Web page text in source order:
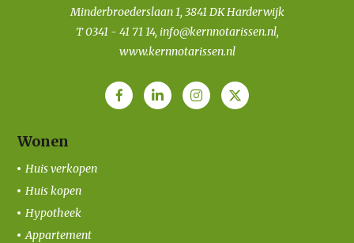
Minderbroederslaan 1, 3841 DK Harderwijk
T0341 - 41 71 14, info@kernnotarissen.nl,
www.kernnotarissen.nl
Wonen
Huis verkopen
Huis kopen
Hypotheek
Appartement